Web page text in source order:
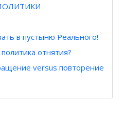
в пустыню Реального!
отнятия?
versus повторение